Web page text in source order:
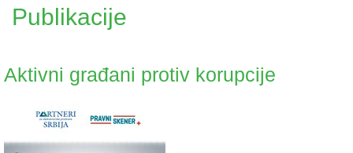
Publikacije
Aktivni građani protiv korupcije